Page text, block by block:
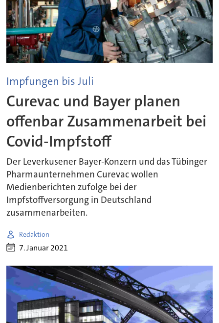
Impfungen bis Juli
Curevac und Bayer planen
offenbar Zusammenarbeit bei
Covid-Impfstoff
Der Leverkusener Bayer-Konzern und das Tübinger
Pharmaunternehmen Curevac wollen
Medienberichten zufolge bei der
Impfstoffversorgung in Deutschland
zusammenarbeiten.
Redaktion
7. Januar 2021